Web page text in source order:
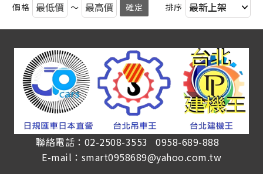
價格 ～ 確定 排序
聯絡電話：02-2508-3553 0958-689-888
E-mail：smart0958689@yahoo.com.tw